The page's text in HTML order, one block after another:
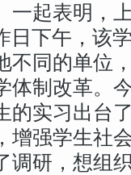
一起表明，
日下午，该
不同的单位
体制改革。
的实习出台
增强学生社
调研，想组